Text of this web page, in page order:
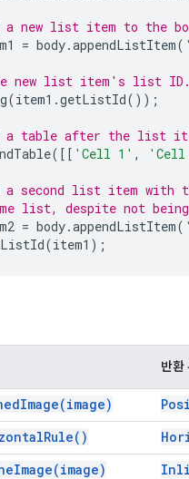
a new list item to the
= body.appendListItem(
new list item's list ID.
(item1 .getListId());
a table after the list
([[ 'Cell 1' , 'Cell
a second list item with
list, despite not
= body.appendListItem(
(item1 );
반환
Image(image)
Rule( )
Image(image)